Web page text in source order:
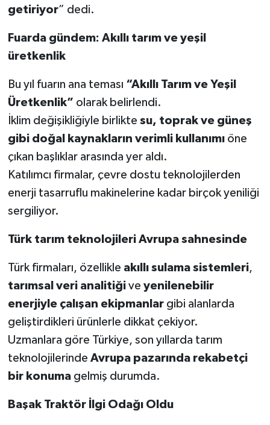
getiriyor” dedi.
Fuarda gündem: Akıllı tarım ve yeşil
üretkenlik
Bu yıl fuarın ana teması “Akıllı Tarım ve Yeşil
Üretkenlik” olarak belirlendi.
İklim değişikliğiyle birlikte su, toprak ve güneş
gibi doğal kaynakların verimli kullanımıöne
çıkan başlıklar arasında yer aldı.
Katılımcı firmalar, çevre dostu teknolojilerden
enerji tasarruflu makinelerine kadar birçok yeniliği
sergiliyor.
Türk tarım teknolojileri Avrupa sahnesinde
Türk firmaları, özellikle akıllı sulama sistemleri,
tarımsal veri analitiğive yenilenebilir
enerjiyle çalışan ekipmanlargibi alanlarda
geliştirdikleri ürünlerle dikkat çekiyor.
Uzmanlara göre Türkiye, son yıllarda tarım
teknolojilerinde Avrupa pazarında rekabetçi
bir konumagelmiş durumda.
Başak Traktör İlgi Odağı Oldu